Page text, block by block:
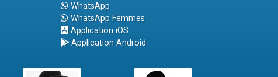
WhatsApp
WhatsApp Femmes
Application iOS
Application Android